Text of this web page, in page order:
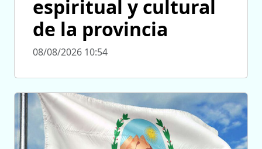
espiritual y cultural
de la provincia
08/08/2026 10:54